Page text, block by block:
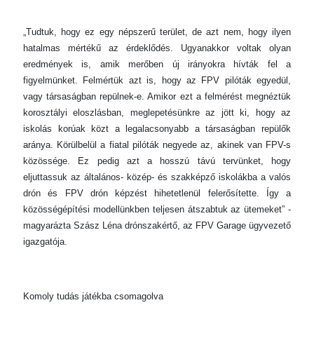
„Tudtuk, hogy ez egy népszerű terület, de azt nem, hogy ilyen
hatalmas mértékű az érdeklődés. Ugyanakkor voltak olyan
eredmények is, amik merőben új irányokra hívták fel a
figyelmünket. Felmértük azt is, hogy az FPV pilóták egyedül,
vagy társaságban repülnek-e. Amikor ezt a felmérést megnéztük
korosztályi eloszlásban, meglepetésünkre az jött ki, hogy az
iskolás korúak közt a legalacsonyabb a társaságban repülők
aránya. Körülbelül a fiatal pilóták negyede az, akinek van FPV-s
közössége. Ez pedig azt a hosszú távú tervünket, hogy
eljuttassuk az általános- közép- és szakképző iskolákba a valós
drón és FPV drón képzést hihetetlenül felerősítette. Így a
közösségépítési modellünkben teljesen átszabtuk az ütemeket” -
magyarázta Szász Léna drónszakértő, az FPV Garage ügyvezető
igazgatója.
Komoly tudás játékba csomagolva